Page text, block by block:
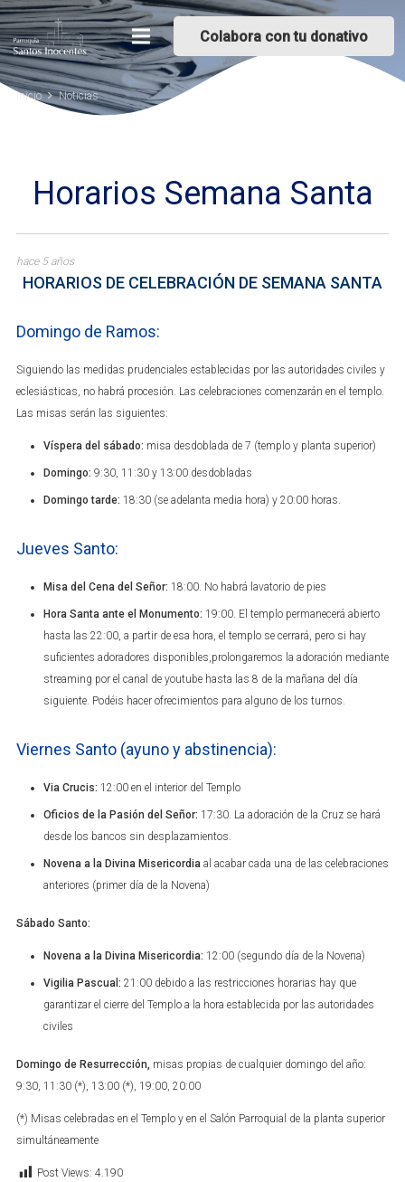
Colabora con tu donativo
Inicio Noticias
Horarios Semana Santa
hace 5 años
HORARIOS DE CELEBRACIÓN DE SEMANA SANTA
Domingo de Ramos:
Siguiendo las medidas prudenciales establecidas por las autoridades civiles y
eclesiásticas, no habrá procesión. Las celebraciones comenzarán en el templo.
Las misas serán las siguientes:
Víspera del sábado: misa desdoblada de 7 (templo y planta superior)
Domingo: 9:30, 11:30 y 13:00 desdobladas
Domingo tarde: 18:30 (se adelanta media hora) y 20:00 horas.
Jueves Santo:
Misa del Cena del Señor: 18:00. No habrá lavatorio de pies
Hora Santa ante el Monumento: 19:00. El templo permanecerá abierto
hasta las 22:00, a partir de esa hora, el templo se cerrará, pero si hay
suficientes adoradores disponibles,prolongaremos la adoración mediante
streaming por el canal de youtube hasta las 8 de la mañana del día
siguiente. Podéis hacer ofrecimientos para alguno de los turnos.
Viernes Santo (ayuno y abstinencia):
Via Crucis: 12:00 en el interior del Templo
Oficios de la Pasión del Señor: 17:30. La adoración de la Cruz se hará
desde los bancos sin desplazamientos.
Novena a la Divina Misericordia al acabar cada una de las celebraciones
anteriores (primer día de la Novena)
Sábado Santo:
Novena a la Divina Misericordia: 12:00 (segundo día de la Novena)
Vigilia Pascual: 21:00 debido a las restricciones horarias hay que
garantizar el cierre del Templo a la hora establecida por las autoridades
civiles
Domingo de Resurrección, misas propias de cualquier domingo del año:
9:30, 11:30 (*), 13:00 (*), 19:00, 20:00
(*) Misas celebradas en el Templo y en el Salón Parroquial de la planta superior
simultáneamente
Post Views: 4.190